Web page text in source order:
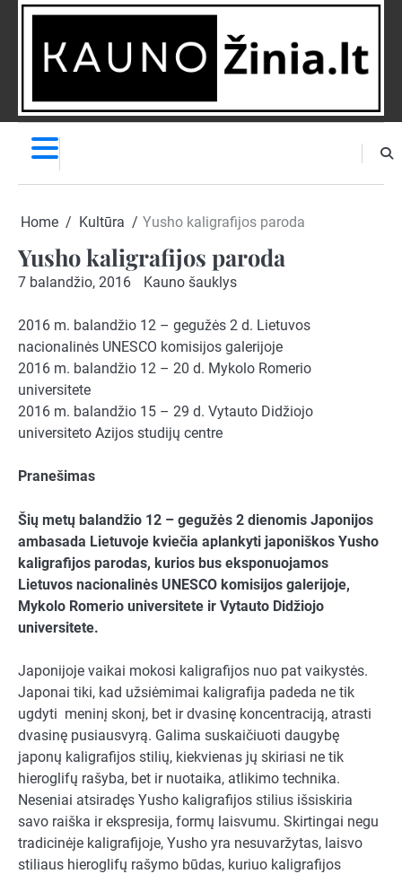
Skip
NAUJIENĄ
Home Kultūra Yusho kaligrafijos paroda
Yusho kaligrafijos paroda
7 balandžio, 2016 Kauno šauklys
2016 m. balandžio 12 – gegužės 2 d. Lietuvos
nacionalinės UNESCO komisijos galerijoje
2016 m. balandžio 12 – 20 d. Mykolo Romerio
universitete
2016 m. balandžio 15 – 29 d. Vytauto Didžiojo
universiteto Azijos studijų centre
Pranešimas
Šių metų balandžio 12 – gegužės 2 dienomis Japonijos
ambasada Lietuvoje kviečia aplankyti japoniškos Yusho
kaligrafijos parodas, kurios bus eksponuojamos
Lietuvos nacionalinės UNESCO komisijos galerijoje,
Mykolo Romerio universitete ir Vytauto Didžiojo
universitete.
Japonijoje vaikai mokosi kaligrafijos nuo pat vaikystės.
Japonai tiki, kad užsiėmimai kaligrafija padeda ne tik
ugdyti meninį skonį, bet ir dvasinę koncentraciją, atrasti
dvasinę pusiausvyrą. Galima suskaičiuoti daugybę
japonų kaligrafijos stilių, kiekvienas jų skiriasi ne tik
hieroglifų rašyba, bet ir nuotaika, atlikimo technika.
Neseniai atsiradęs Yusho kaligrafijos stilius išsiskiria
savo raiška ir ekspresija, formų laisvumu. Skirtingai negu
tradicinėje kaligrafijoje, Yusho yra nesuvaržytas, laisvo
stiliaus hieroglifų rašymo būdas, kuriuo kaligrafijos